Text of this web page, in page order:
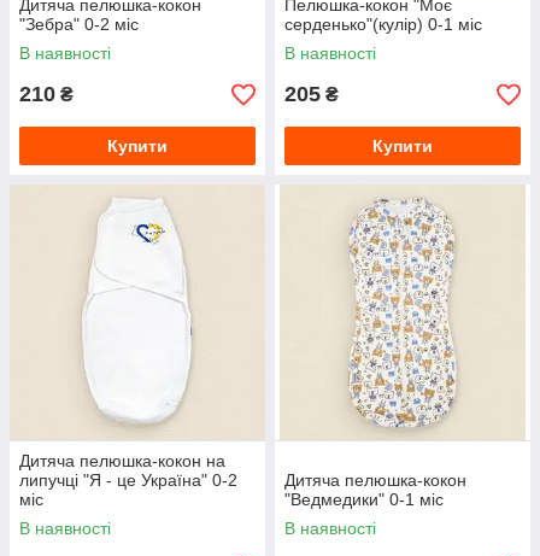
Дитяча пелюшка-кокон
"Зебра" 0-2 міс
В наявності
210 ₴
Купити
Пелюшка-кокон "Моє
серденько"(кулір) 0-1 міс
В наявності
205 ₴
Купити
Дитяча пелюшка-кокон на
липучці "Я - це Україна" 0-2
міс
В наявності
Дитяча пелюшка-кокон
"Ведмедики" 0-1 міс
В наявності